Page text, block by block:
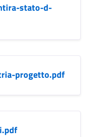
stato-d-
progetto.pdf